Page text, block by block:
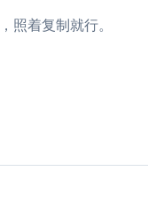
，照着复制就行。